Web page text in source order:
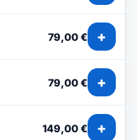
79,00 € +
79,00 € +
149,00 € +